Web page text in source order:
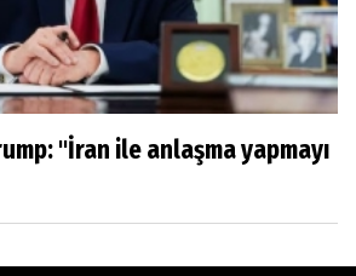
Gül Göksu
MÜMKÜN, YÜREKLİ AŞKLARA….
KUŞUNUN YAVRUSUYUM'
"İran ile anlaşma yapmayı